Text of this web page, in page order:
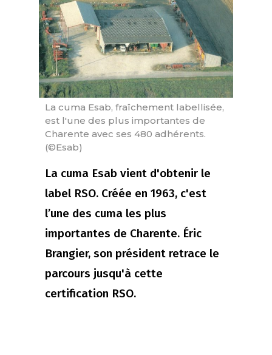
La cuma Esab, fraîchement labellisée,
est l'une des plus importantes de
Charente avec ses 480 adhérents.
(©Esab)
La cuma Esab vient d'obtenir le
label RSO. Créée en 1963, c'est
l’une des cuma les plus
importantes de Charente. Éric
Brangier, son président retrace le
parcours jusqu'à cette
certification RSO.